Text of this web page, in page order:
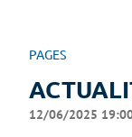
PAGES
12/06/2025